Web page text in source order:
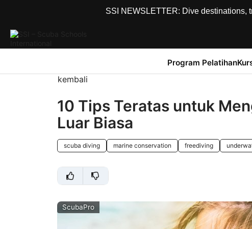
SSI NEWSLETTER: Dive destinations,
Program Pelatihan
kembali
10 Tips Teratas untuk
Luar Biasa
scuba diving marine conservation freediving
ScubaPro